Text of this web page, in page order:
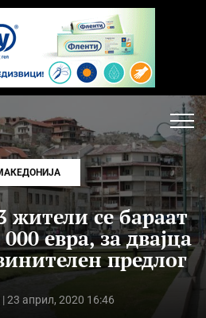
жители се бараат
евра, за двајца
предлог
| 23 април, 2020 16:46